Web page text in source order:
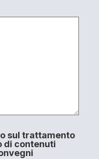
sul trattamento
di contenuti